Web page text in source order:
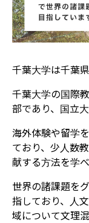
千葉大学は千葉
千葉大学の国際
部であり、国立
海外体験や留学
ており、少人数
献する方法を学べ
世界の諸課題を
指しており、人
域について文理